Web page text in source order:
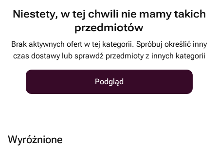
Niestety, w tej chwili nie mamy takich
przedmiotów
Brak aktywnych ofert w tej kategorii. Spróbuj określić inny
czas dostawy lub sprawdź przedmioty z innych kategorii
Podgląd
Wyróżnione